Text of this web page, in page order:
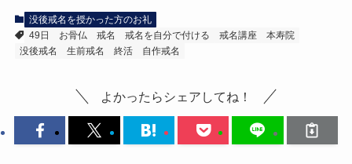
没後戒名を授かった方のお礼
49日
お骨仏 戒名 戒名を自分で付ける 戒名講座
本寿院
没後戒名
生前戒名 終活 自作戒名
よかったらシェアしてね！